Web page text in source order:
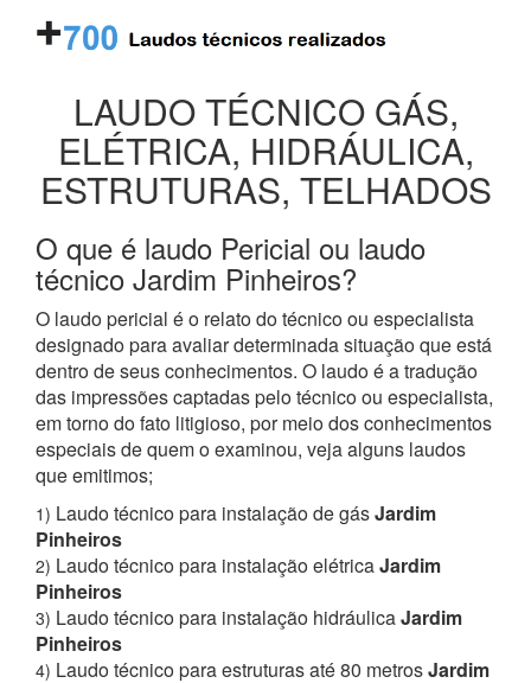
LAUDO TÉCNICO GÁS,
ELÉTRICA, HIDRÁULICA,
ESTRUTURAS, TELHADOS
O que é laudo Pericial ou laudo
técnico Jardim Pinheiros?
O laudo pericial é o relato do técnico ou especialista
designado para avaliar determinada situação que está
dentro de seus conhecimentos. O laudo é a tradução
das impressões captadas pelo técnico ou especialista,
em torno do fato litigioso, por meio dos conhecimentos
especiais de quem o examinou, veja alguns laudos
que emitimos;
1) Laudo técnico para instalação de gásJardim
Pinheiros
2) Laudo técnico para instalação elétricaJardim
Pinheiros
3) Laudo técnico para instalação hidráulicaJardim
Pinheiros
4) Laudo técnico para estruturas até 80 metrosJardim